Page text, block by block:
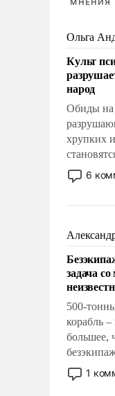
Ольга
Культ
народ
Обиды на
хрупких
отменяя
ударами
слабым,
6
задача
500-
корабль –
большее,
стало
1